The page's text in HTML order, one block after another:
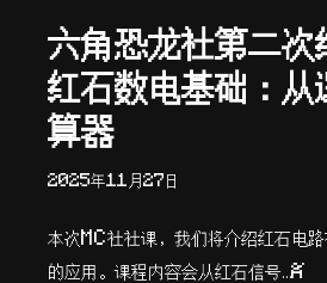
六角恐龙社第二次
红石数电基础：从
算器
2025年11月27日
本次MC社社课，我们将介绍红石电
的应用。课程内容会从红石信号…